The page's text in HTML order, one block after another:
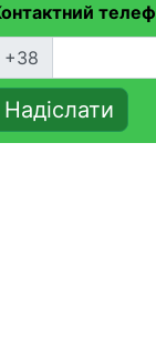
+38
Надіслати